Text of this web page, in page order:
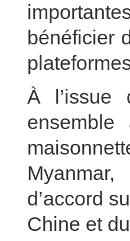
bénéficier
À l’issue
d’accord
Chine et